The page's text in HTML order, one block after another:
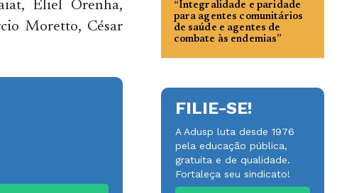
Eliel Orenha,
Moretto, César
“Integralidade e paridade
para agentes comunitários
de saúde e agentes de
combate às endemias”
FILIE-SE!
A Adusp luta desde 1976
pela educação pública,
gratuita e de qualidade.
Fortaleça seu sindicato!